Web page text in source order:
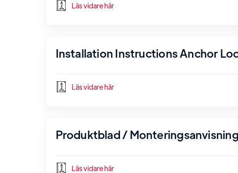
Läs vidare här
Installation Instructions Anchor
Läs vidare här
Produktblad /
Läs vidare här